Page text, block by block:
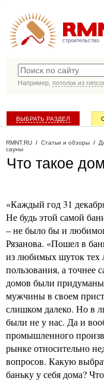
строительство
Например, потолок из
ВЫБРАТЬ РАЗДЕЛ
RMNT.RU / Статьи и обзоры /
сауны
Что такое
«Каждый год 31
Не будь этой самой
– не было бы и
Рязанова. «Пошел в
из любимых шуток тех
пользования, а точнее
домов были
мужчины в своем
слишком далеко. Но в
были не у нас. Да и
промышленного
рынке относительно
вопросов. Какую
баньку у себя дома?